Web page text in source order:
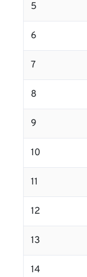
5
6
7
8
9
10
11
12
13
14